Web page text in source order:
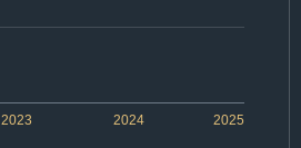
2024
2023 2025